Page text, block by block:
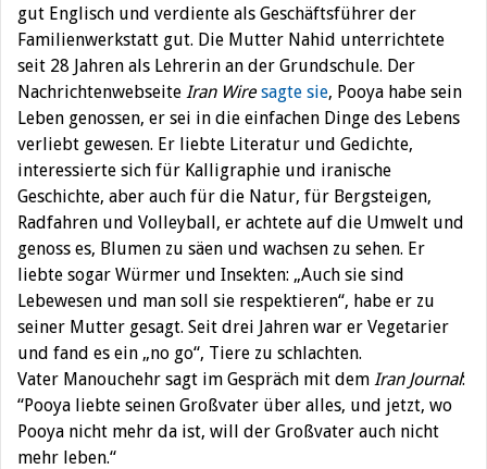
gut Englisch und verdiente als Geschäftsführer der
Familienwerkstatt gut. Die Mutter Nahid unterrichtete
seit 28 Jahren als Lehrerin an der Grundschule. Der
Nachrichtenwebseite Iran Wire sagte sie, Pooya habe sein
Leben genossen, er sei in die einfachen Dinge des Lebens
verliebt gewesen. Er liebte Literatur und Gedichte,
interessierte sich für Kalligraphie und iranische
Geschichte, aber auch für die Natur, für Bergsteigen,
Radfahren und Volleyball, er achtete auf die Umwelt und
genoss es, Blumen zu säen und wachsen zu sehen. Er
liebte sogar Würmer und Insekten: „Auch sie sind
Lebewesen und man soll sie respektieren“, habe er zu
seiner Mutter gesagt. Seit drei Jahren war er Vegetarier
und fand es ein „no go“, Tiere zu schlachten.
Vater Manouchehr sagt im Gespräch mit dem Iran Journal:
“Pooya liebte seinen Großvater über alles, und jetzt, wo
Pooya nicht mehr da ist, will der Großvater auch nicht
mehr leben.“